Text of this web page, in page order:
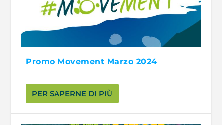
Promo Movement Marzo 2024
PER SAPERNE DI PIÙ